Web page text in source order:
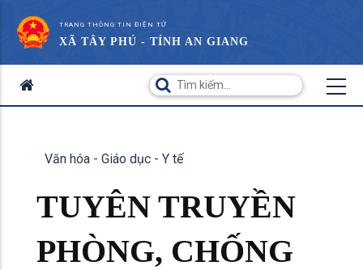
TRANG THÔNG TIN ĐIỆN TỬ
XÃ TÂY PHÚ - TỈNH AN GIANG
Văn hóa - Giáo dục - Y tế
TUYÊN TRUYỀN
PHÒNG, CHỐNG